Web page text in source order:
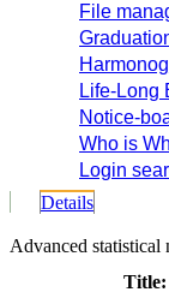
File
Life-Long
Notice-
Who is
Login
Details
Advanced statistical
Title: